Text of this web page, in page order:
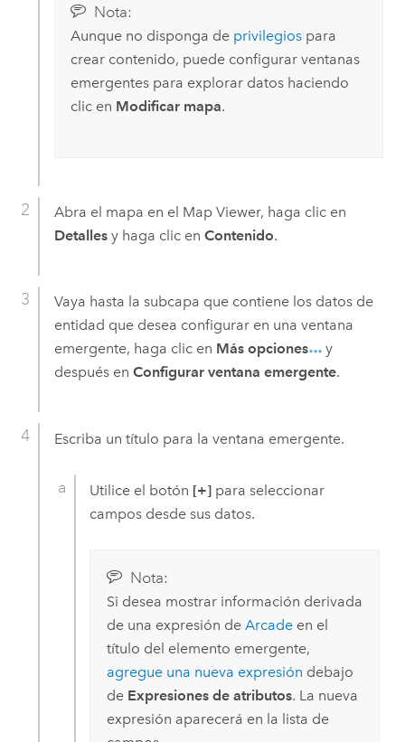
Nota:
Aunque no disponga de privilegiospara
crear contenido, puede configurar ventanas
emergentes para explorar datos haciendo
clic en Modificar mapa.
Abra el mapa en el Map Viewer, haga clic en
Detallesy haga clic en Contenido.
Vaya hasta la subcapa que contiene los datos de
entidad que desea configurar en una ventana
emergente, haga clic en Más opciones
y
después en Configurar ventana emergente.
Escriba un título para la ventana emergente.
Utilice el botón [+] para seleccionar
campos desde sus datos.
Nota:
Si desea mostrar información derivada
de una expresión de Arcadeen el
título del elemento emergente,
agregue una nueva expresión debajo
de Expresiones de atributos. La nueva
expresión aparecerá en la lista de